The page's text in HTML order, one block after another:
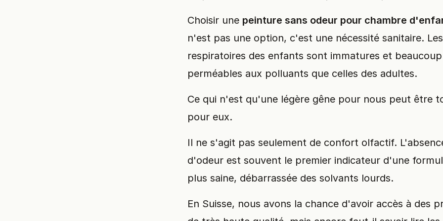
Choisir une peinture sans odeur pour chambre
n'est pas une option, c'est une nécessité sanitaire.
respiratoires des enfants sont immatures et
perméables aux polluants que celles des adultes.
Ce qui n'est qu'une légère gêne pour nous peut être
pour eux.
Il ne s'agit pas seulement de confort olfactif.
d'odeur est souvent le premier indicateur d'une
plus saine, débarrassée des solvants lourds.
En Suisse, nous avons la chance d'avoir accès à des